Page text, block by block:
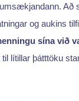
og aukins
sína við
lítillar þátttöku